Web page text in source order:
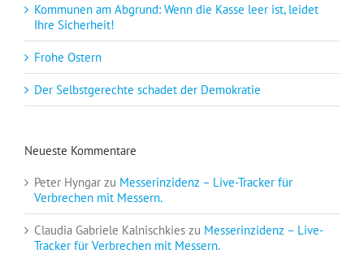
Kommunen am Abgrund: Wenn die Kasse leer ist, leidet
Ihre Sicherheit!
Frohe Ostern
Der Selbstgerechte schadet der Demokratie
Neueste Kommentare
Peter Hyngar zu Messerinzidenz – Live-Tracker für
Verbrechen mit Messern.
Claudia Gabriele Kalnischkies zu Messerinzidenz – Live-
Tracker für Verbrechen mit Messern.